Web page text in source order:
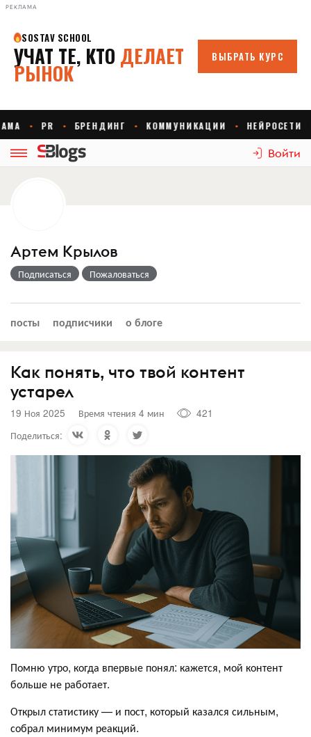
РЕКЛАМА
Войти
Артем Крылов
Подписаться Пожаловаться
посты подписчики о блоге
Как понять, что твой контент
устарел
19 Ноя 2025 Время чтения 4 мин
421
Поделиться:
Помню утро, когда впервые понял: кажется, мой контент
больше не работает.
Открыл статистику — и пост, который казался сильным,
собрал минимум реакций.